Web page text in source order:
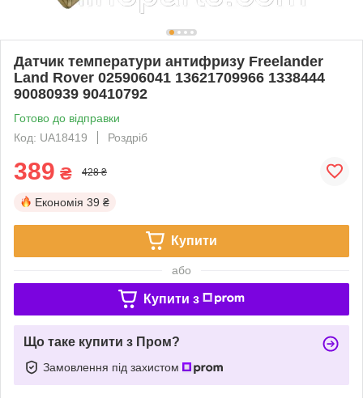
Датчик температури антифризу Freelander
Land Rover 025906041 13621709966 1338444
90080939 90410792
Готово до відправки
Код: UA18419
Роздріб
389 ₴ 428 ₴
Економія 39 ₴
Купити
або
Купити з
Що таке купити з Пром?
Замовлення під захистом